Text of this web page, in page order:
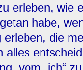
erleben, wie
habe,
die
alles